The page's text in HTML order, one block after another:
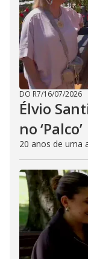
DO R7/16/07/2026
Élvio
no ‘Palco’
20 anos de uma